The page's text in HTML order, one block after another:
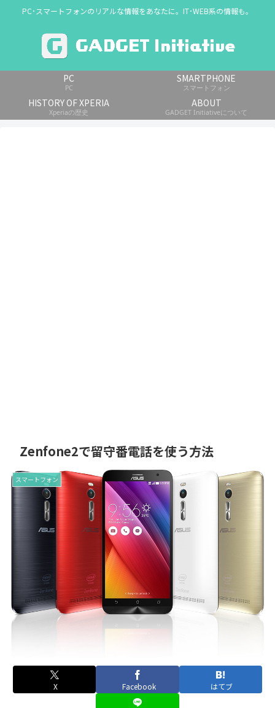
PC･スマートフォンのリアルな情報をあなたに。IT･WEB系の情報も。
PC
PC
SMARTPHONE
スマートフォン
HISTORY OF XPERIA
Xperiaの歴史
ABOUT
GADGET Initiativeについて
Zenfone2で留守番電話を使う方法
スマートフォン
X Facebook はてブ